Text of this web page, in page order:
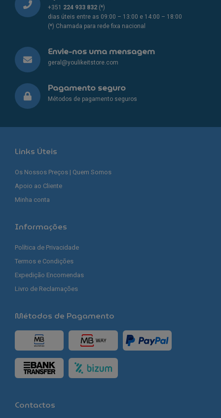
+351 224 933 832 (*)
dias úteis entre as 09:00 – 13:00 e 14:00 – 18:00
(*) Chamada para rede fixa nacional
Envie-nos uma mensagem
geral@youlikeitstore.com
Pagamento seguro
Métodos de pagamento seguros
Links Úteis
Os Nossos Preços | Quem Somos
Apoio ao Cliente
Minha conta
Informações
Política de Privacidade
Termos e Condições
Expedição Encomendas
Livro de Reclamações
Métodos de Pagamento
Contactos